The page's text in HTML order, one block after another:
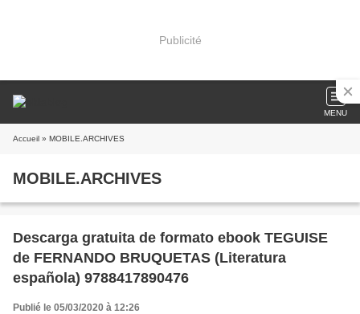
Publicité
MENU
Accueil » MOBILE.ARCHIVES
MOBILE.ARCHIVES
Descarga gratuita de formato ebook TEGUISE
de FERNANDO BRUQUETAS (Literatura
española) 9788417890476
Publié le 05/03/2020 à 12:26